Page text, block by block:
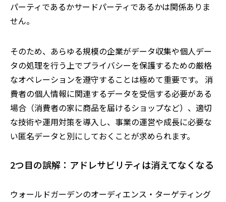
パーティであるかサードパーティであるかは関係ありま
せん。
そのため、あらゆる規模の企業がデータ収集や個人デー
タの処理を行う上でプライバシーを保護するための厳格
なオペレーションを遵守することは極めて重要です。 消
費者の個人情報に関連するデータを受信する必要がある
場合（消費者の家に商品を届けるショップなど）、適切
な技術や運用対策を導入し、事業の運営や成長に必要な
い匿名データと別にしておくことが求められます。
2つ目の誤解：アドレサビリティは消えてなくなる
ウォールドガーデンのオーディエンス・ターゲティング